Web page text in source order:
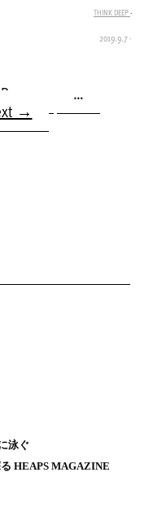
THINK DEEP·
2019.9.7·
Page …
→
泳ぐ
HEAPS MAGAZINE